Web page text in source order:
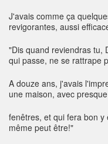
J'avais comme ça
revigorantes, aussi
"Dis quand reviendras tu,
qui passe, ne se rattrape
A douze ans, j'avais
une maison, avec
fenêtres, et qui fera bon y
même peut être!"